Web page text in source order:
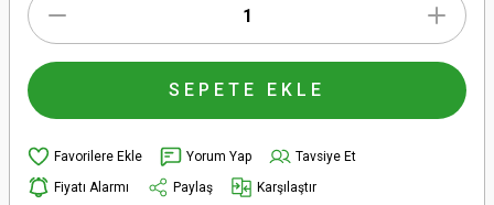
SEPETE EKLE
Yorum Yap
Tavsiye Et
Fiyatı Alarmı
Paylaş Karşılaştır